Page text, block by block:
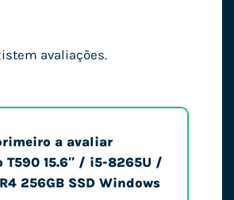
avaliações.
a avaliar
T590 15.6″ / i5-8265U /
256GB SSD Windows